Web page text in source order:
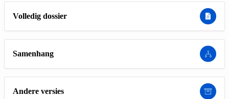
Volledig dossier
Samenhang
Andere versies